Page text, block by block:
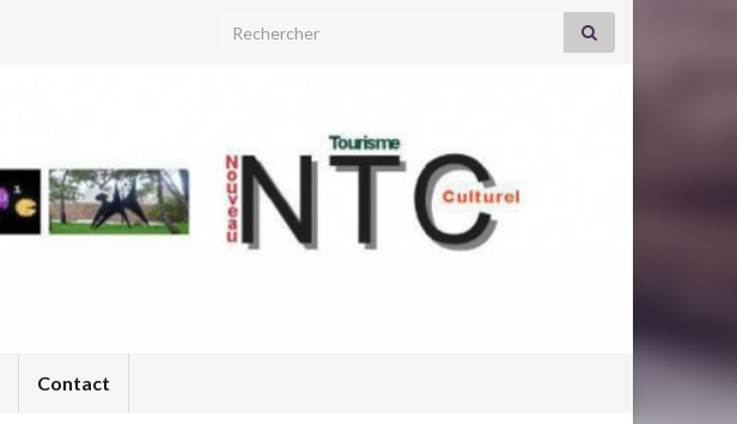
Search for:
Contact